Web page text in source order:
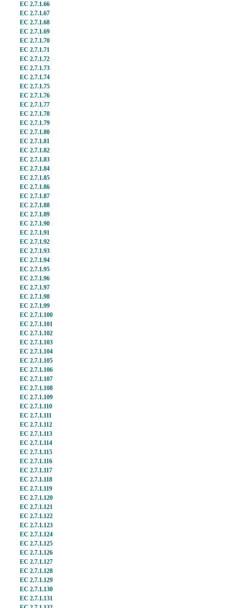
EC 2.7.1.66
EC 2.7.1.67
EC 2.7.1.68
EC 2.7.1.69
EC 2.7.1.70
EC 2.7.1.71
EC 2.7.1.72
EC 2.7.1.73
EC 2.7.1.74
EC 2.7.1.75
EC 2.7.1.76
EC 2.7.1.77
EC 2.7.1.78
EC 2.7.1.79
EC 2.7.1.80
EC 2.7.1.81
EC 2.7.1.82
EC 2.7.1.83
EC 2.7.1.84
EC 2.7.1.85
EC 2.7.1.86
EC 2.7.1.87
EC 2.7.1.88
EC 2.7.1.89
EC 2.7.1.90
EC 2.7.1.91
EC 2.7.1.92
EC 2.7.1.93
EC 2.7.1.94
EC 2.7.1.95
EC 2.7.1.96
EC 2.7.1.97
EC 2.7.1.98
EC 2.7.1.99
EC 2.7.1.100
EC 2.7.1.101
EC 2.7.1.102
EC 2.7.1.103
EC 2.7.1.104
EC 2.7.1.105
EC 2.7.1.106
EC 2.7.1.107
EC 2.7.1.108
EC 2.7.1.109
EC 2.7.1.110
EC 2.7.1.111
EC 2.7.1.112
EC 2.7.1.113
EC 2.7.1.114
EC 2.7.1.115
EC 2.7.1.116
EC 2.7.1.117
EC 2.7.1.118
EC 2.7.1.119
EC 2.7.1.120
EC 2.7.1.121
EC 2.7.1.122
EC 2.7.1.123
EC 2.7.1.124
EC 2.7.1.125
EC 2.7.1.126
EC 2.7.1.127
EC 2.7.1.128
EC 2.7.1.129
EC 2.7.1.130
EC 2.7.1.131